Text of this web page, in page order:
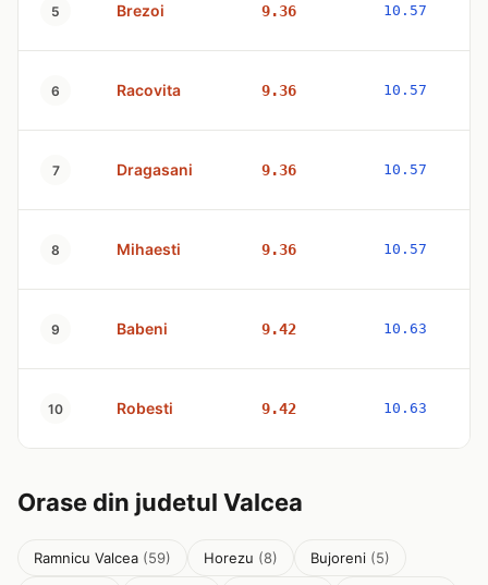
5 Brezoi 9.36 10.57
6 Racovita 9.36 10.57
7 Dragasani 9.36 10.57
8 Mihaesti 9.36 10.57
9 Babeni 9.42 10.63
10 Robesti 9.42 10.63
Orase din judetul Valcea
Ramnicu Valcea (59) Horezu (8) Bujoreni (5)